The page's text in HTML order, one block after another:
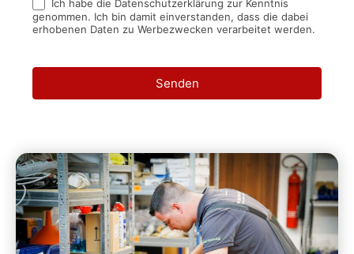
Ich habe die Datenschutzerklärung zur Kenntnis
genommen. Ich bin damit einverstanden, dass die dabei
erhobenen Daten zu Werbezwecken verarbeitet werden.
Senden